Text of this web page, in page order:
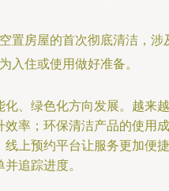
置房屋的首次彻底清洁，涉
入住或使用做好准备。
、绿色化方向发展。越来越
率；环保清洁产品的使用成
上预约平台让服务更加便捷
追踪进度。